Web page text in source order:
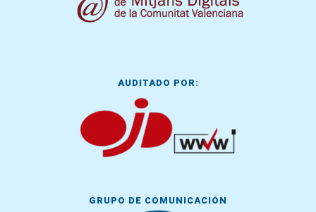
AUDITADO POR:
GRUPO DE COMUNICACIÓN